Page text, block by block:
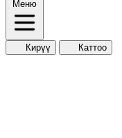
Меню
Кирүү Каттоо